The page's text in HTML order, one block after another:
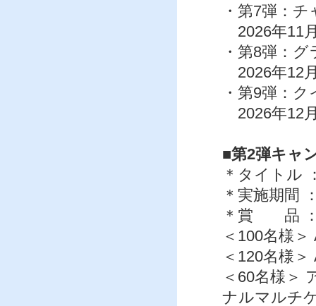
・第7弾：
2026年11
・第8弾：
2026年12
・第9弾：
2026年12
■第2弾キャ
＊タイトル
＊実施期間
＊賞 品
＜100名様
＜120名様
＜60名様＞
ナルマルチ